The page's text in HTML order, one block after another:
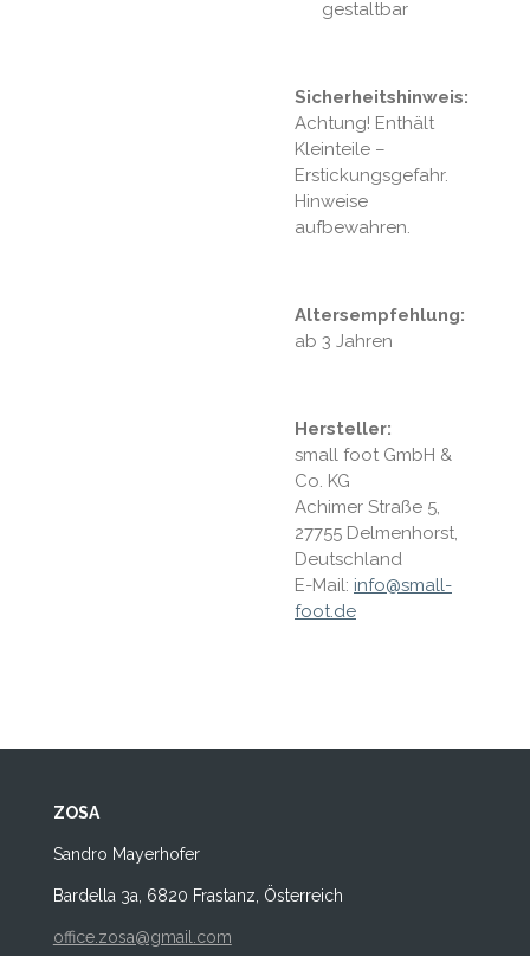
gestaltbar
Sicherheitshinweis:
Achtung! Enthält
Kleinteile –
Erstickungsgefahr.
Hinweise
aufbewahren.
Altersempfehlung:
ab 3 Jahren
Hersteller:
small foot GmbH &
Co. KG
Achimer Straße 5,
27755 Delmenhorst,
Deutschland
E-Mail: info@small-
foot.de
ZOSA
Sandro Mayerhofer
Bardella 3a, 6820 Frastanz, Österreich
office.zosa@gmail.com